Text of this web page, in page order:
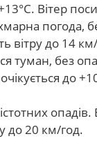
Вітер
погода,
вітру до 14
туман, без
до
до 20 км/год.